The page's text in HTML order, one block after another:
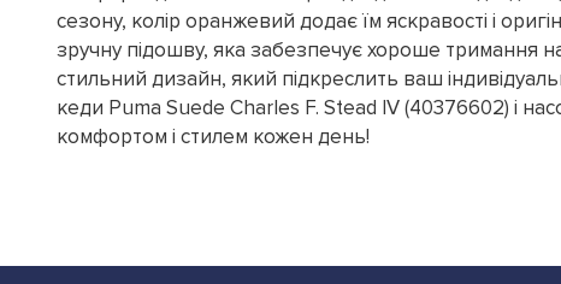
сезону, колір оранжевий додає їм яскравості і
зручну підошву, яка забезпечує хороше тримання на
стильний дизайн, який підкреслить ваш
кеди Puma Suede Charles F. Stead IV (40376602) і
комфортом і стилем кожен день!